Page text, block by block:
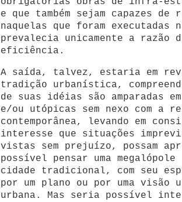
e que também sejam capazes de
naquelas que foram executadas
prevalecia unicamente a razão
eficiência.
A saída, talvez, estaria em
tradição urbanística,
de suas idéias são amparadas
e/ou utópicas sem nexo com a
contemporânea, levando em
interesse que situações
vistas sem prejuízo, possam
possível pensar uma megalópole
cidade tradicional, com seu
por um plano ou por uma visão
urbana. Mas seria possível